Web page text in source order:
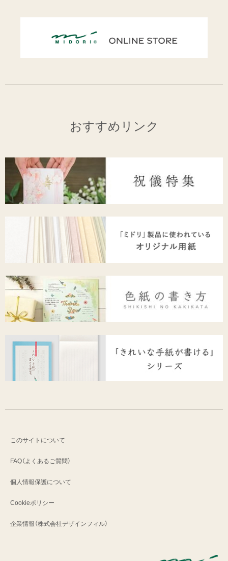
おすすめリンク
このサイトについて
FAQ（よくあるご質問）
個人情報保護について
Cookieポリシー
企業情報（株式会社デザインフィル）